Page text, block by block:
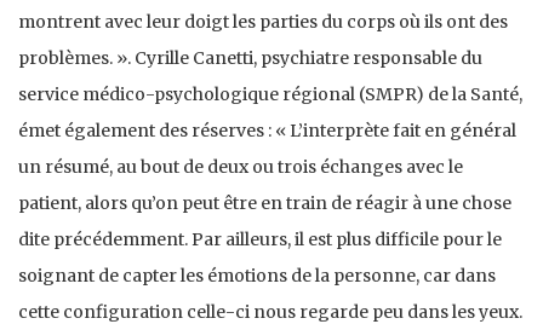
montrent avec leur doigt les parties du corps où ils ont des
problèmes. ». Cyrille Canetti, psychiatre responsable du
service médico-psychologique régional (SMPR) de la Santé,
émet également des réserves : « L’interprète fait en général
un résumé, au bout de deux ou trois échanges avec le
patient, alors qu’on peut être en train de réagir à une chose
dite précédemment. Par ailleurs, il est plus difficile pour le
soignant de capter les émotions de la personne, car dans
cette configuration celle-ci nous regarde peu dans les yeux.